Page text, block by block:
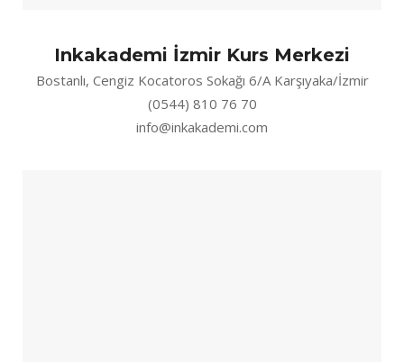
Inkakademi İzmir Kurs Merkezi
Bostanlı, Cengiz Kocatoros Sokağı 6/A Karşıyaka/İzmir
(0544) 810 76 70
info@inkakademi.com